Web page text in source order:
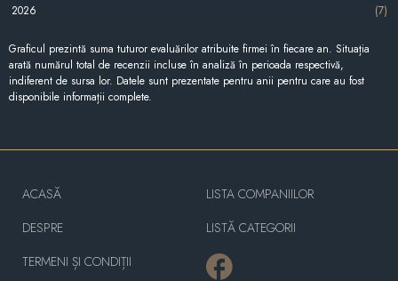
2026
(7)
Graficul prezintă suma tuturor evaluărilor atribuite firmei în fiecare an. Situația
arată numărul total de recenzii incluse în analiză în perioada respectivă,
indiferent de sursa lor. Datele sunt prezentate pentru anii pentru care au fost
disponibile informații complete.
ACASĂ
DESPRE
TERMENI ȘI CONDIȚII
LISTA COMPANIILOR
LISTĂ CATEGORII